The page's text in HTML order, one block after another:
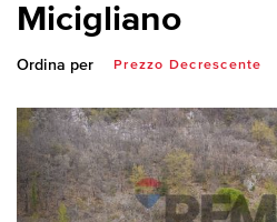
Micigliano
Ordina per